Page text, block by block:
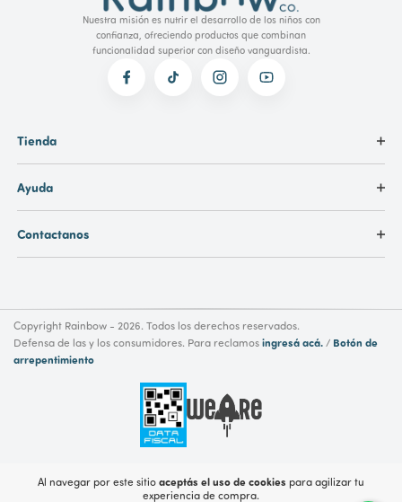
Al navegar por este sitio aceptás el uso de cookies para agilizar tu
experiencia de compra.
Nuestra misión es nutrir el desarrollo de los niños con
confianza, ofreciendo productos que combinan
funcionalidad superior con diseño vanguardista.
Tienda
Ayuda
Contactanos
Copyright Rainbow - 2026. Todos los derechos reservados.
Defensa de las y los consumidores. Para reclamos ingresá acá. / Botón de
arrepentimiento